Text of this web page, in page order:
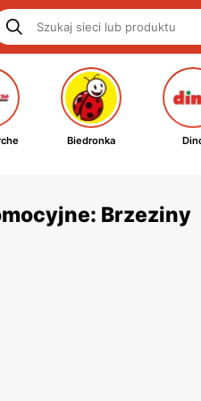
Biedronka
Brzeziny